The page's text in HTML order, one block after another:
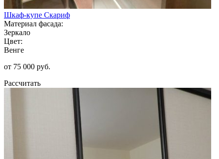
Шкаф-купе Скариф
Материал фасада:
Зеркало
Цвет:
Венге
от 75 000 руб.
Рассчитать